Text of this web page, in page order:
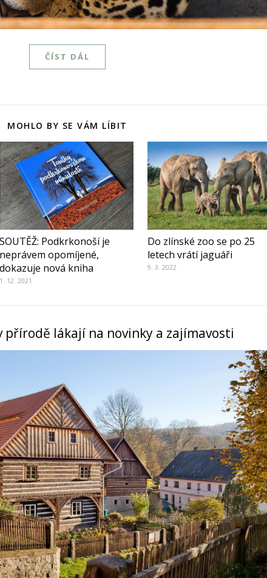
ČÍST DÁL
MOHLO BY SE VÁM LÍBIT
SOUTĚŽ: Podkrkonoší je
neprávem opomíjené,
dokazuje nová kniha
1. 12. 2021
Do zlínské zoo se po 25
letech vrátí jaguáři
9. 3. 2022
přírodě lákají na novinky a zajímavosti